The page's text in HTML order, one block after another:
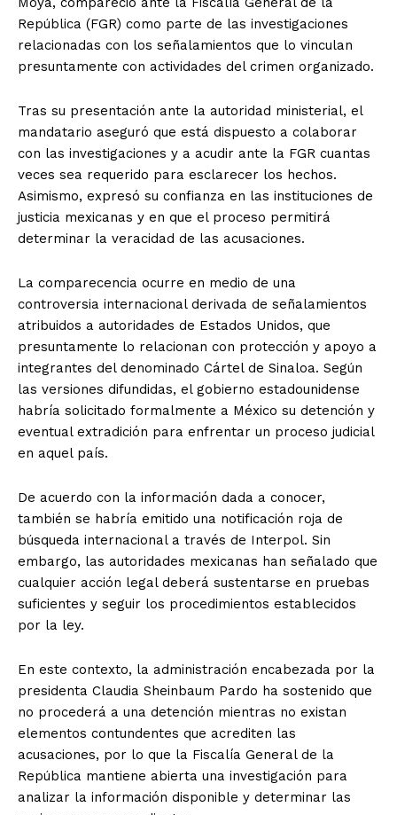
República (FGR) como parte de las investigaciones
relacionadas con los señalamientos que lo vinculan
presuntamente con actividades del crimen organizado.
Tras su presentación ante la autoridad ministerial, el
mandatario aseguró que está dispuesto a colaborar
con las investigaciones y a acudir ante la FGR cuantas
veces sea requerido para esclarecer los hechos.
Asimismo, expresó su confianza en las instituciones de
justicia mexicanas y en que el proceso permitirá
determinar la veracidad de las acusaciones.
La comparecencia ocurre en medio de una
controversia internacional derivada de señalamientos
atribuidos a autoridades de Estados Unidos, que
presuntamente lo relacionan con protección y apoyo a
integrantes del denominado Cártel de Sinaloa. Según
las versiones difundidas, el gobierno estadounidense
habría solicitado formalmente a México su detención y
eventual extradición para enfrentar un proceso judicial
en aquel país.
De acuerdo con la información dada a conocer,
también se habría emitido una notificación roja de
búsqueda internacional a través de Interpol. Sin
embargo, las autoridades mexicanas han señalado que
cualquier acción legal deberá sustentarse en pruebas
suficientes y seguir los procedimientos establecidos
por la ley.
En este contexto, la administración encabezada por la
presidenta Claudia Sheinbaum Pardo ha sostenido que
no procederá a una detención mientras no existan
elementos contundentes que acrediten las
acusaciones, por lo que la Fiscalía General de la
República mantiene abierta una investigación para
analizar la información disponible y determinar las